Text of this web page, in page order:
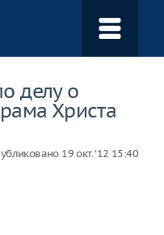
делу о
Христа
19 окт. ‘12 15:40